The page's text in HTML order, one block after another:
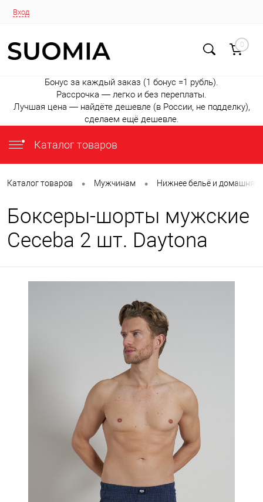
Вход
0
Бонус за каждый заказ (1 бонус =1 рубль).
Рассрочка — легко и без переплаты.
Лучшая цена — найдёте дешевле (в России, не подделку),
сделаем ещё дешевле.
Каталог товаров
Каталог товаров • Мужчинам • Нижнее бельё и домашняя
Боксеры-шорты мужские
Ceceba 2 шт. Daytona